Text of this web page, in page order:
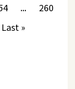
...
260
Last »